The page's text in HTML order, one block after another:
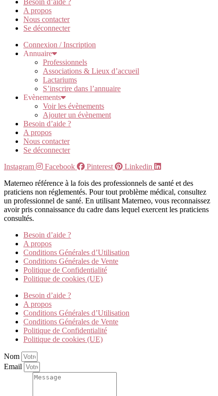
Besoin d’aide ?
A propos
Nous contacter
Se déconnecter
Connexion / Inscription
Annuaire
Professionnels
Associations & Lieux d’accueil
Lactariums
S’inscrire dans l’annuaire
Evènements
Voir les évènements
Ajouter un évènement
Besoin d’aide ?
A propos
Nous contacter
Se déconnecter
Instagram
Facebook Pinterest
Linkedin
Materneo référence à la fois des professionnels de santé et des
praticiens non réglementés. Pour tout problème médical, consultez
un professionnel de santé. En utilisant Materneo, vous reconnaissez
avoir pris connaissance du cadre dans lequel exercent les praticiens
consultés.
Besoin d’aide ?
A propos
Conditions Générales d’Utilisation
Conditions Générales de Vente
Politique de Confidentialité
Politique de cookies (UE)
Besoin d’aide ?
A propos
Conditions Générales d’Utilisation
Conditions Générales de Vente
Politique de Confidentialité
Politique de cookies (UE)
Nom
Email